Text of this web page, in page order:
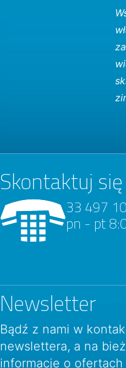
Skontaktuj
33 497
pn - pt
Newsletter
Bądź z nami w
newslettera, a na
informacje o